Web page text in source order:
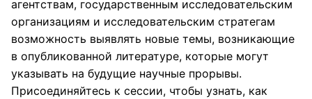
агентствам, государственным исследовательским
организациям и исследовательским стратегам
возможность выявлять новые темы, возникающие
в опубликованной литературе, которые могут
указывать на будущие научные прорывы.
Присоединяйтесь к сессии, чтобы узнать, как